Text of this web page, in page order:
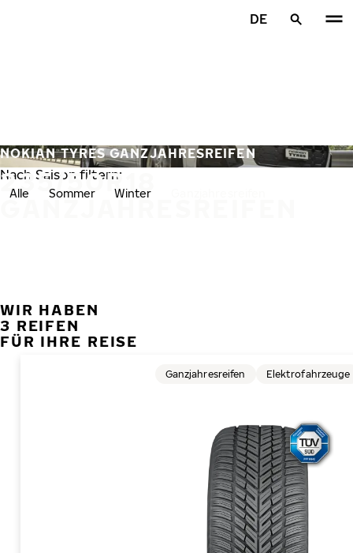
DE
235/50R18
GANZJAHRESREIFEN
NOKIAN TYRES GANZJAHRESREIFEN
Nach Saison filtern:
Alle Sommer Winter
WIR HABEN
3 REIFEN
FÜR IHRE REISE
Ganzjahresreifen Elektrofahrzeuge